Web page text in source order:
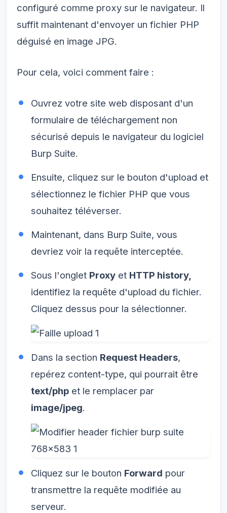
configuré comme proxy sur le navigateur. Il
suffit maintenant d'envoyer un fichier PHP
déguisé en image JPG.
Pour cela, voici comment faire :
Ouvrez votre site web disposant d'un
formulaire de téléchargement non
sécurisé depuis le navigateur du logiciel
Burp Suite.
Ensuite, cliquez sur le bouton d'upload et
sélectionnez le fichier PHP que vous
souhaitez téléverser.
Maintenant, dans Burp Suite, vous
devriez voir la requête interceptée.
Sous l'onglet Proxy et HTTP history,
identifiez la requête d'upload du fichier.
Cliquez dessus pour la sélectionner.
Dans la section Request Headers,
repérez content-type, qui pourrait être
text/php et le remplacer par
image/jpeg.
Cliquez sur le bouton Forward pour
transmettre la requête modifiée au
serveur.